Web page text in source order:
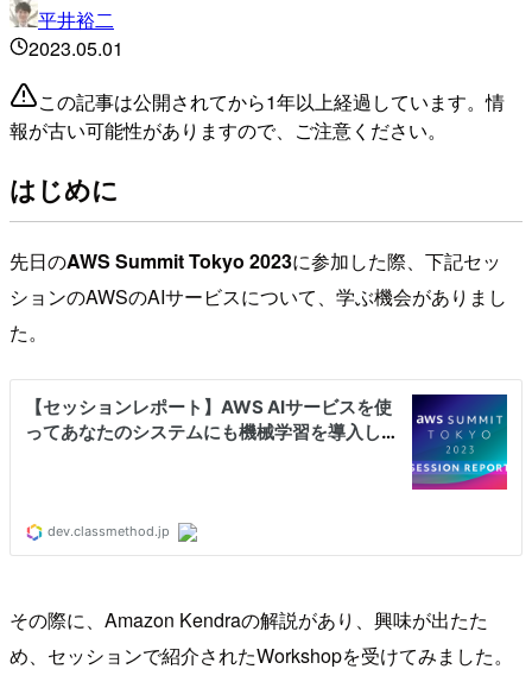
平井裕二
2023.05.01
この記事は公開されてから1年以上経過しています。情
報が古い可能性がありますので、ご注意ください。
はじめに
先日のAWS Summit Tokyo 2023に参加した際、下記セッ
ションのAWSのAIサービスについて、学ぶ機会がありまし
た。
その際に、Amazon Kendraの解説があり、興味が出たた
め、セッションで紹介されたWorkshopを受けてみました。